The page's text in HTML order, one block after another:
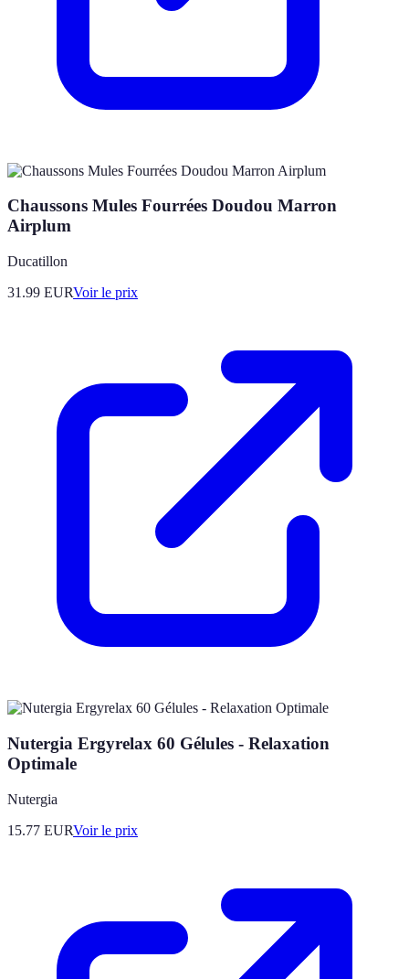
Chaussons Mules Fourrées Doudou Marron
Airplum
Ducatillon
31.99 EURVoir le prix
Nutergia Ergyrelax 60 Gélules - Relaxation
Optimale
Nutergia
15.77 EURVoir le prix